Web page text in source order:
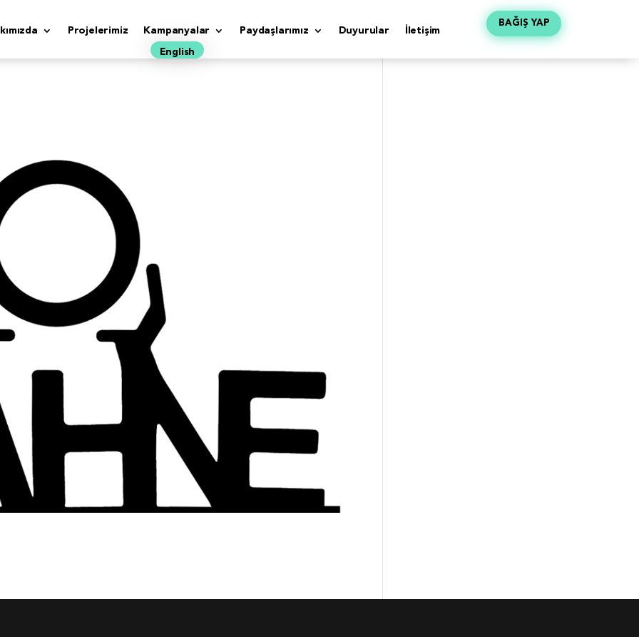
Projelerimiz Kampanyalar Paydaşlarımız Duyurular İletişim
English
BAĞIŞ YAP